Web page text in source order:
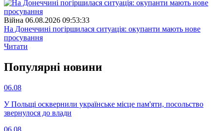
Війна 06.08.2026 09:53:33
На Донеччині погіршилася ситуація: окупанти мають нове
просування
Читати
Популярнi новини
06.08
У Польщі осквернили українське місце пам'яти, посольство
звернулося до влади
06.08